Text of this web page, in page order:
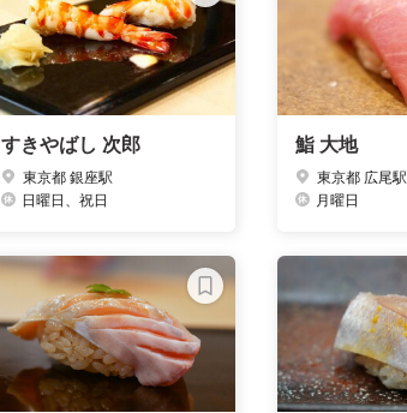
すきやばし 次郎
東京都 銀座駅
日曜日、祝日
鮨 大地
東京都 広尾駅
月曜日